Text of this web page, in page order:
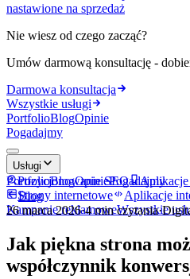
nastawione na sprzedaż
Nie wiesz od czego zacząć?
Umów darmową konsultację -
Darmowa konsultacja
Wszystkie usługi
PortfolioBlogOpinie
Pogadajmy
Usługi
Pozycjonowanie SEO
Strony internetowe
Aplikacje
Kampanie reklamoweWszystkie
PortfolioBlogOpiniePogadajmy
Blog
26 marca 2026·4min czytania·
Jak piękna strona
współczynnik